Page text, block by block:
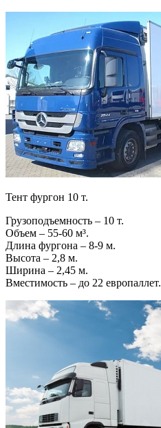
Тент фургон 10 т.
Грузоподъемность – 10 т.
Объем – 55-60 м³.
Длина фургона – 8-9 м.
Высота – 2,8 м.
Ширина – 2,45 м.
Вместимость – до 22 европаллет.